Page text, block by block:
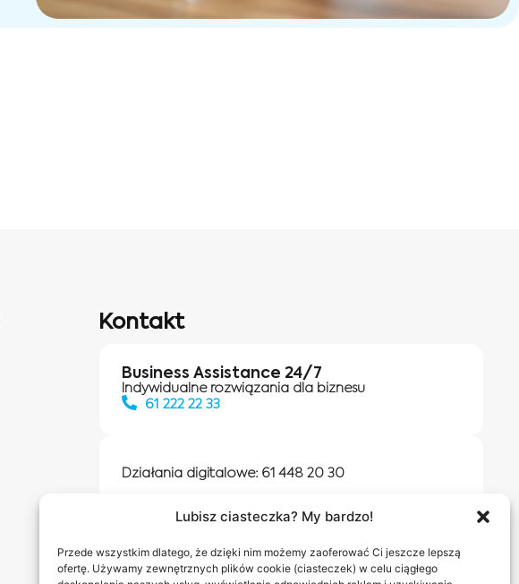
Lubisz ciasteczka? My bardzo!
Przede wszystkim dlatego, że dzięki nim możemy zaoferować Ci jeszcze lepszą
ofertę. Używamy zewnętrznych plików cookie (ciasteczek) w celu ciągłego
Kontakt
Business Assistance 24/7
Indywidualne rozwiązania dla biznesu
61 222 22 33
Działania digitalowe: 61 448 20 30
Salony INEA Napisz do nas